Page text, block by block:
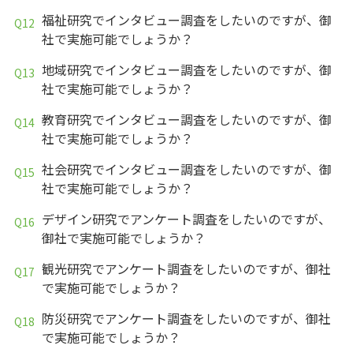
福祉研究でインタビュー調査をしたいのですが、御
社で実施可能でしょうか？
地域研究でインタビュー調査をしたいのですが、御
社で実施可能でしょうか？
教育研究でインタビュー調査をしたいのですが、御
社で実施可能でしょうか？
社会研究でインタビュー調査をしたいのですが、御
社で実施可能でしょうか？
デザイン研究でアンケート調査をしたいのですが、
御社で実施可能でしょうか？
観光研究でアンケート調査をしたいのですが、御社
で実施可能でしょうか？
防災研究でアンケート調査をしたいのですが、御社
で実施可能でしょうか？